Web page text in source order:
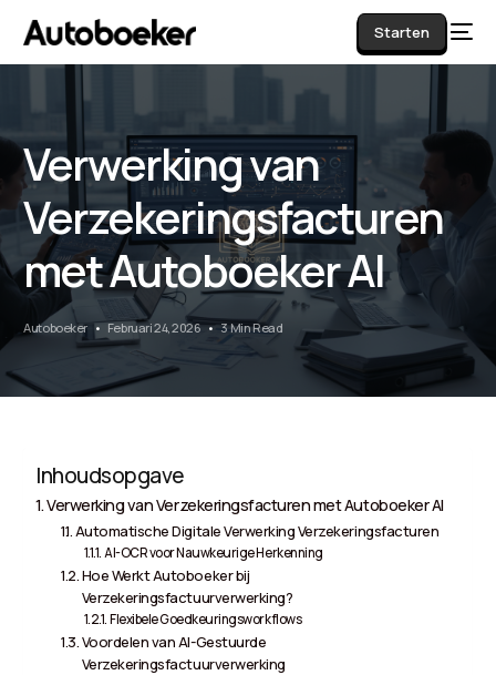
Starten
Verwerking van
Verzekeringsfacturen
met Autoboeker AI
Autoboeker Februari 24, 2026 3 Min Read
Inhoudsopgave
Verwerking van Verzekeringsfacturen met Autoboeker AI
Automatische Digitale Verwerking Verzekeringsfacturen
AI-OCR voor Nauwkeurige Herkenning
Hoe Werkt Autoboeker bij
Verzekeringsfactuurverwerking?
Flexibele Goedkeuringsworkflows
Voordelen van AI-Gestuurde
Verzekeringsfactuurverwerking
AI